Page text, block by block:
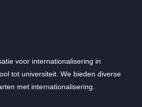
voor internationalisering in
tot universiteit. We bieden diverse
met internationalisering.